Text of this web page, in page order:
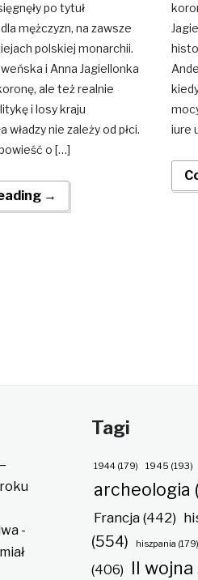
po tytuł
mężczyzn, na zawsze
polskiej monarchii.
i Anna Jagiellonka
ale też realnie
i losy kraju
władzy nie zależy od płci.
o […]
→
iure
-
Tagi
1944(179) 1945 (193)
archeologia
Francja(442)
(554)
hiszpania (179)
(406) II